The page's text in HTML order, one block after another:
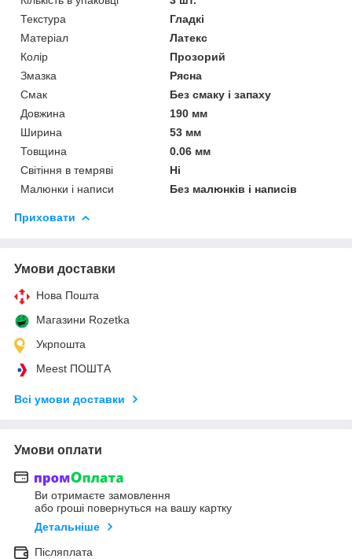
Текстура
Гладкі
Матеріал
Латекс
Колір
Прозорий
Змазка
Рясна
Смак
Без смаку і запаху
Довжина
190 мм
Ширина
53 мм
Товщина
0.06 мм
Світіння в темряві
Ні
Малюнки і написи
Без малюнків і написів
Приховати
Умови доставки
Нова Пошта
Магазини Rozetka
Укрпошта
Meest ПОШТА
Всі умови доставки
Умови оплати
Ви отримаєте замовлення
або гроші повернуться на вашу картку
Детальніше
Післяплата